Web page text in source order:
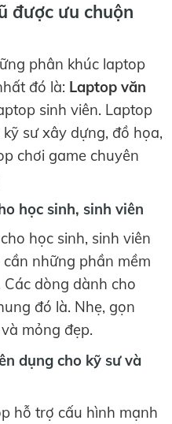
được ưu chuộn
phân khúc laptop
đó là: Laptop văn
sinh viên. Laptop
sư xây dựng, đồ họa,
chơi game chuyên
học sinh, sinh viên
học sinh, sinh viên
những phần mềm
dòng dành cho
đó là. Nhẹ, gọn
mỏng đẹp.
dụng cho kỹ sư và
hỗ trợ cấu hình mạnh